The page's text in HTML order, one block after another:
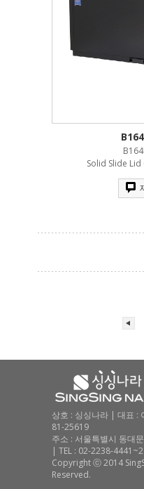
Solid Slide
상호 : 싱싱나라 | 대표 :
81-25619
주소 : 서울특별시 동대
| TEL : 02-2238-
Copyright ⓒ 2014
Reserved.